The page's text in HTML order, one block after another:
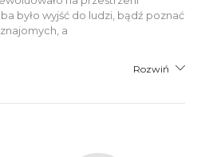
było wyjść do ludzi, bądź poznać
a
Rozwiń